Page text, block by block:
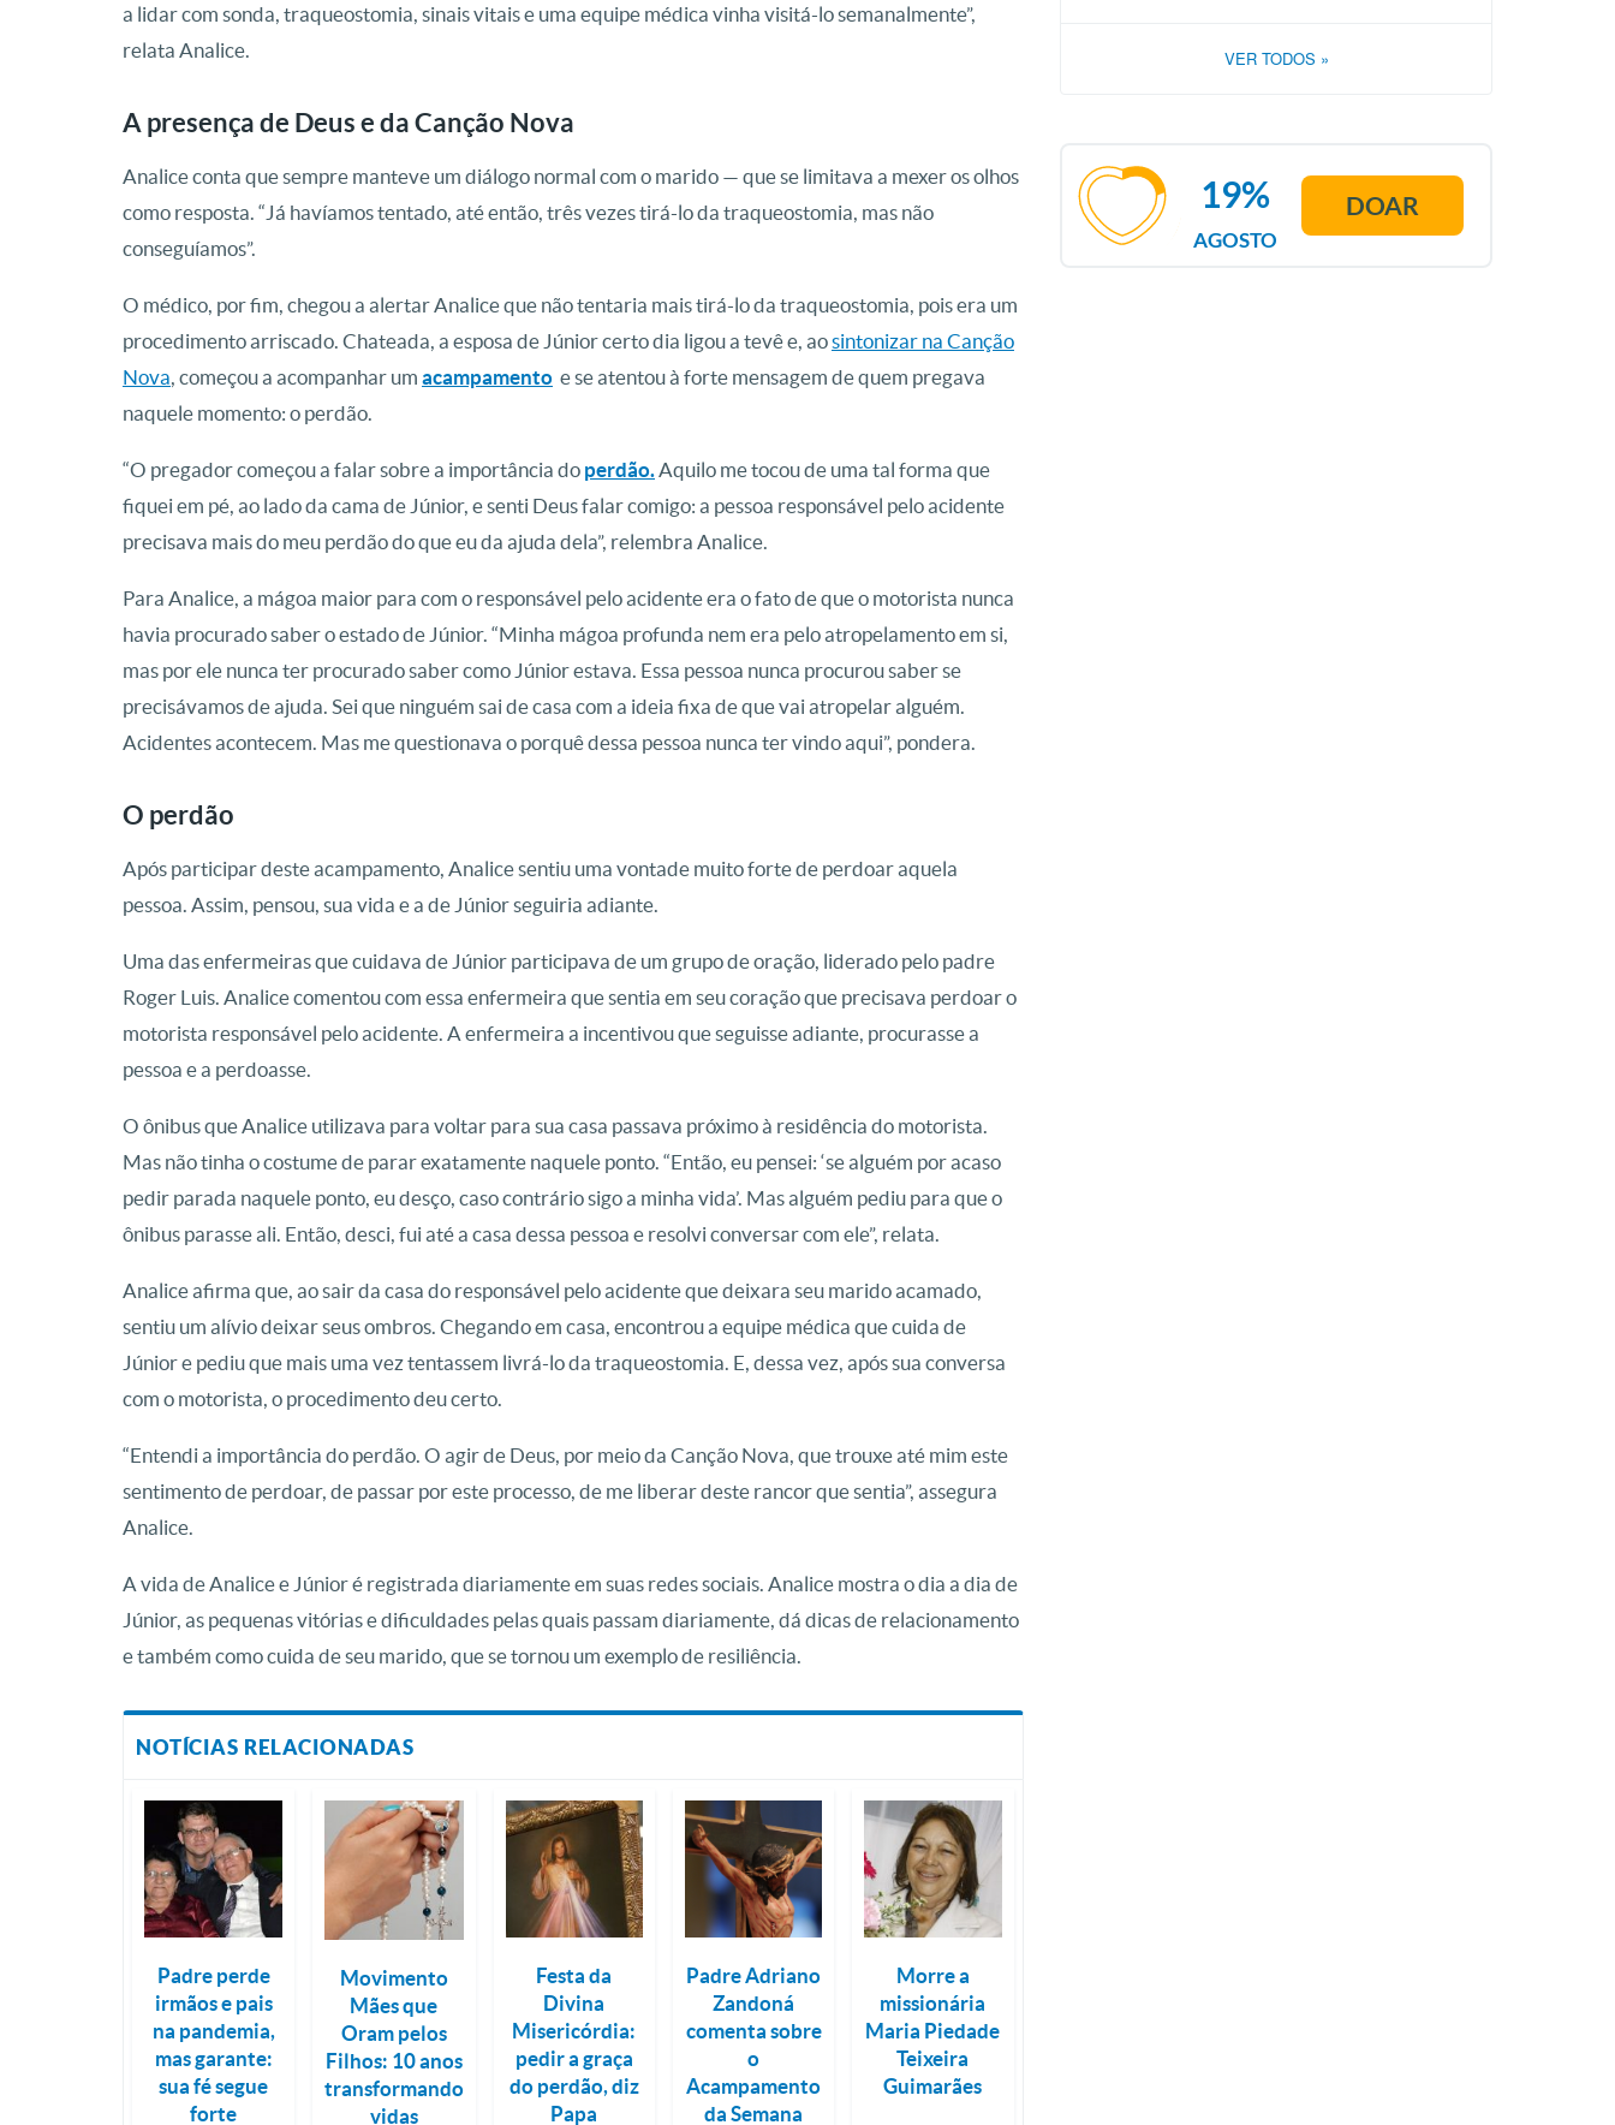
a lidar com sonda, traqueostomia, sinais vitais e uma equipe médica vinha visitá-lo semanalmente”,
relata Analice.
A presença de Deus e da Canção Nova
Analice conta que sempre manteve um diálogo normal com o marido — que se limitava a mexer os olhos
como resposta. “Já havíamos tentado, até então, três vezes tirá-lo da traqueostomia, mas não
conseguíamos”.
O médico, por fim, chegou a alertar Analice que não tentaria mais tirá-lo da traqueostomia, pois era um
procedimento arriscado. Chateada, a esposa de Júnior certo dia ligou a tevê e, aosintonizar na Canção
Nova, começou a acompanhar um acampamento e se atentou à forte mensagem de quem pregava
naquele momento: o perdão.
“O pregador começou a falar sobre a importância do perdão.Aquilo me tocou de uma tal forma que
fiquei em pé, ao lado da cama de Júnior, e senti Deus falar comigo: a pessoa responsável pelo acidente
precisava mais do meu perdão do que eu da ajuda dela”, relembra Analice.
Para Analice, a mágoa maior para com o responsável pelo acidente era o fato de que o motorista nunca
havia procurado saber o estado de Júnior. “Minha mágoa profunda nem era pelo atropelamento em si,
mas por ele nunca ter procurado saber como Júnior estava. Essa pessoa nunca procurou saber se
precisávamos de ajuda. Sei que ninguém sai de casa com a ideia fixa de que vai atropelar alguém.
Acidentes acontecem. Mas me questionava o porquê dessa pessoa nunca ter vindo aqui”, pondera.
O perdão
Após participar deste acampamento, Analice sentiu uma vontade muito forte de perdoar aquela
pessoa. Assim, pensou, sua vida e a de Júnior seguiria adiante.
Uma das enfermeiras que cuidava de Júnior participava de um grupo de oração, liderado pelo padre
Roger Luis. Analice comentou com essa enfermeira que sentia em seu coração que precisava perdoar o
motorista responsável pelo acidente. A enfermeira a incentivou que seguisse adiante, procurasse a
pessoa e a perdoasse.
O ônibus que Analice utilizava para voltar para sua casa passava próximo à residência do motorista.
Mas não tinha o costume de parar exatamente naquele ponto. “Então, eu pensei: ‘se alguém por acaso
pedir parada naquele ponto, eu desço, caso contrário sigo a minha vida’. Mas alguém pediu para que o
ônibus parasse ali. Então, desci, fui até a casa dessa pessoa e resolvi conversar com ele”, relata.
Analice afirma que, ao sair da casa do responsável pelo acidente que deixara seu marido acamado,
sentiu um alívio deixar seus ombros. Chegando em casa, encontrou a equipe médica que cuida de
Júnior e pediu que mais uma vez tentassem livrá-lo da traqueostomia. E, dessa vez, após sua conversa
com o motorista, o procedimento deu certo.
“Entendi a importância do perdão. O agir de Deus, por meio da Canção Nova, que trouxe até mim este
sentimento de perdoar, de passar por este processo, de me liberar deste rancor que sentia”, assegura
Analice.
A vida de Analice e Júnior é registrada diariamente em suas redes sociais. Analice mostra o dia a dia de
Júnior, as pequenas vitórias e dificuldades pelas quais passam diariamente, dá dicas de relacionamento
e também como cuida de seu marido, que se tornou um exemplo de resiliência.
NOTÍCIAS RELACIONADAS
Padre perde
irmãos e pais
na pandemia,
mas garante:
sua fé segue
forte
Movimento
Mães que
Oram pelos
Filhos: 10 anos
transformando
vidas
Festa da
Divina
Misericórdia:
pedir a graça
do perdão, diz
Papa
Padre Adriano
Zandoná
comenta sobre
o
Acampamento
da Semana
Morre a
missionária
Maria Piedade
Teixeira
Guimarães
VER TODOS »
AGOSTO
19% DOAR